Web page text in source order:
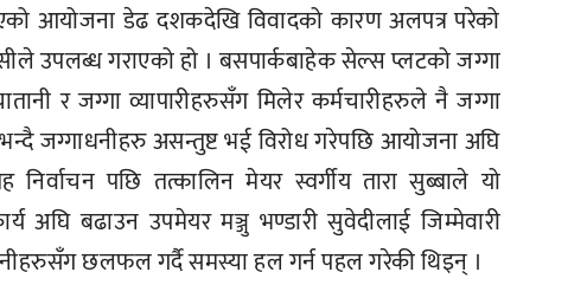
आयोजना डेढ दशकदेखि विवादको कारण अलपत्र परेको
उपलब्ध गराएको हो । बसपार्कबाहेक सेल्स प्लटको जग्गा
र जग्गा व्यापारीहरुसँग मिलेर कर्मचारीहरुले नै जग्गा
जग्गाधनीहरु असन्तुष्ट भई विरोध गरेपछि आयोजना अघि
पछि तत्कालिन मेयर स्वर्गीय तारा सुब्बाले यो
अघि बढाउन उपमेयर मञ्जु भण्डारी सुवेदीलाई जिम्मेवारी
छलफल गर्दै समस्या हल गर्न पहल गरेकी थिइन् ।